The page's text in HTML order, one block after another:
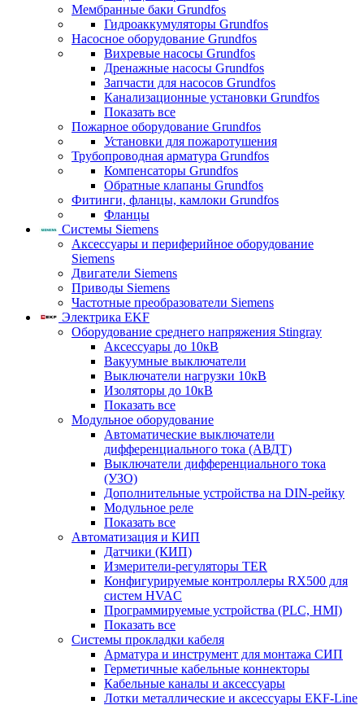
Мембранные баки Grundfos
Гидроаккумуляторы Grundfos
Насосное оборудование Grundfos
Вихревые насосы Grundfos
Дренажные насосы Grundfos
Запчасти для насосов Grundfos
Канализационные установки Grundfos
Показать все
Пожарное оборудование Grundfos
Установки для пожаротушения
Трубопроводная арматура Grundfos
Компенсаторы Grundfos
Обратные клапаны Grundfos
Фитинги, фланцы, камлоки Grundfos
Фланцы
Системы Siemens
Аксессуары и периферийное оборудование
Siemens
Двигатели Siemens
Приводы Siemens
Частотные преобразователи Siemens
Электрика EKF
Оборудование среднего напряжения Stingray
Аксессуары до 10кВ
Вакуумные выключатели
Выключатели нагрузки 10кВ
Изоляторы до 10кВ
Показать все
Модульное оборудование
Автоматические выключатели
дифференциального тока (АВДТ)
Выключатели дифференциального тока
(УЗО)
Дополнительные устройства на DIN-рейку
Модульное реле
Показать все
Автоматизация и КИП
Датчики (КИП)
Измерители-регуляторы TER
Конфигурируемые контроллеры RX500 для
систем HVAC
Программируемые устройства (PLC, HMI)
Показать все
Системы прокладки кабеля
Арматура и инструмент для монтажа СИП
Герметичные кабельные коннекторы
Кабельные каналы и аксессуары
Лотки металлические и аксессуары EKF-Line